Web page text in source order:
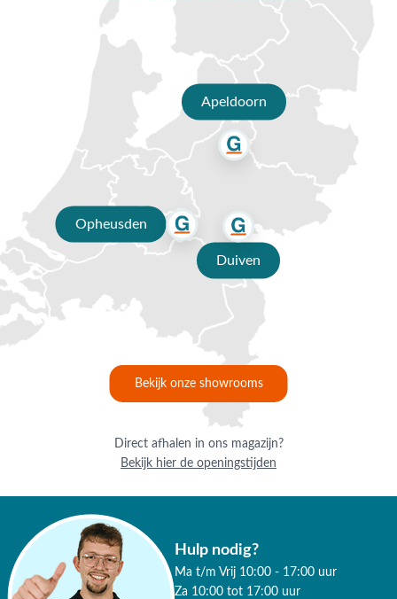
chatfunctie. Uiteraard ben je ook van harte welkom in onze
showroom in Opheusden, Duiven of Apeldoorn. Onze
specialisten voorzien je graag van een deskundig advies op
Waarom kopen bij Van der Garde
tuinmeubelen?
✔ 80 jaar ervaring
✔ Persoonlijk advies van specialisten
✔ 9.4/10 uit 19.500+ klantbeoordelingen
✔ Gratis verzending vanaf €50,-
✔ Goede service
Apeldoorn
Opheusden
Duiven
Bekijk onze showrooms
Direct afhalen in ons magazijn?
Bekijk hier de openingstijden
Hulp nodig?
Ma t/m Vrij 10:00 - 17:00 uur
Za 10:00 tot 17:00 uur